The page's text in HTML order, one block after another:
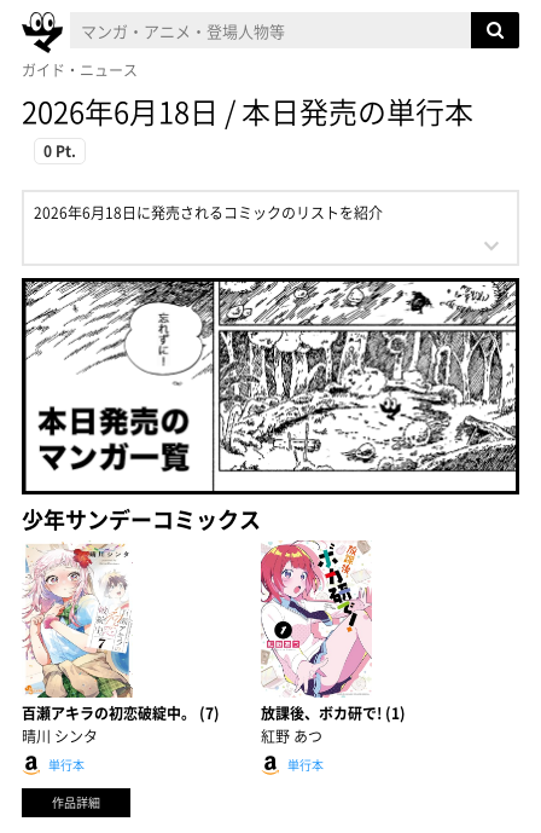
ガイド・ニュース
2026年6月18日 / 本日発売の単行本
0 Pt.
2026年6月18日に発売されるコミックのリストを紹介
少年サンデーコミックス
百瀬アキラの初恋破綻中。 (7)
晴川 シンタ
単行本
作品詳細
放課後、ボカ研で! (1)
紅野 あつ
単行本